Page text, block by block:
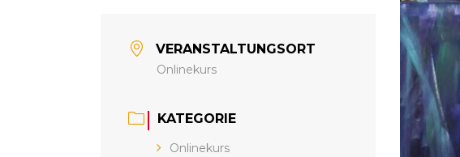
VERANSTALTUNGSORT
Onlinekurs
KATEGORIE
Onlinekurs